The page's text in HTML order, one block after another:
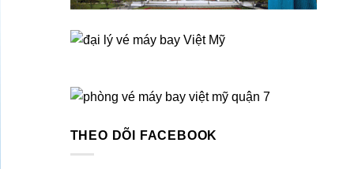
THEO DÕI FACEBOOK